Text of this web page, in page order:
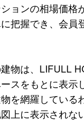
ョンの相場価格
把握でき、会員
物は、LIFULL
スをもとに表示
を網羅している
上に表示されな